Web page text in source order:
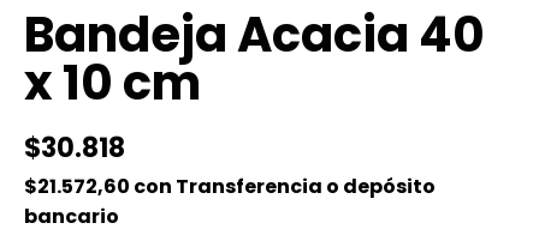
Bandeja Acacia 40
x 10 cm
$30.818
$21.572,60 con Transferencia o depósito
bancario